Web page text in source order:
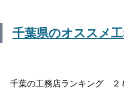
千葉県のオススメ
千葉の工務店ランキング ２